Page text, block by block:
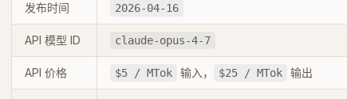
发布时间 2026-04-16
API 模型 ID claude-opus-4-7
API 价格 $5 / MTok 输入， $25 / MTok 输出